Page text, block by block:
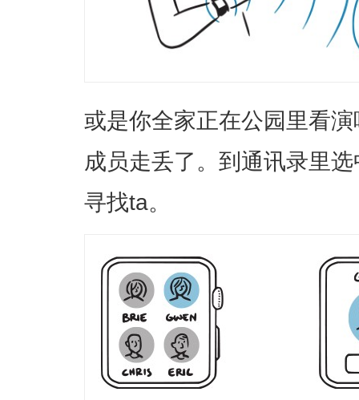
或是你全家正在公园里看
成员走丢了。到通讯录里
寻找ta。